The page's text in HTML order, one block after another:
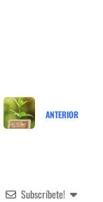
ANTERIOR
Subscríbete!